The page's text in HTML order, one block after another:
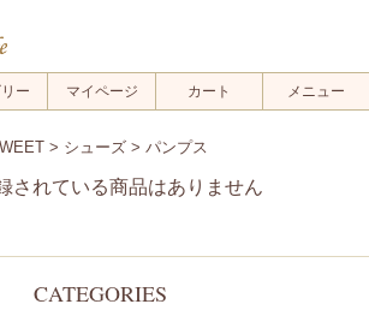
ー マイページ カート メニュー
> シューズ > パンプス
されている商品はありません
CATEGORIES